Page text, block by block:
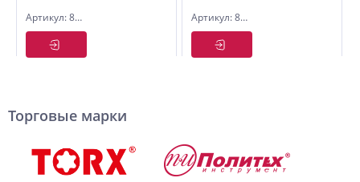
300*380
мм
(упаковка
3 шт.)
Артикул: 8455031
300*300
мм,
текстура
плетение
Артикул: 8455015
Торговые марки